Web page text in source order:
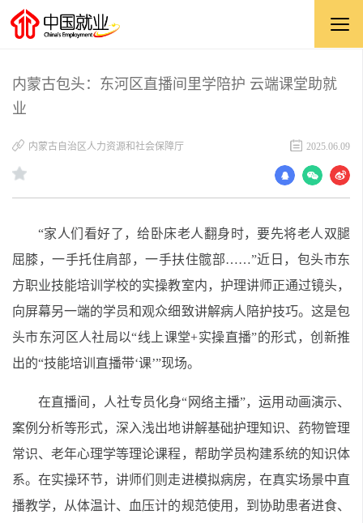
内蒙古包头：东河区直播间里学陪护 云端课堂助就
业
内蒙古自治区人力资源和社会保障厅 2025.06.09
“家人们看好了，给卧床老人翻身时，要先将老人双腿
屈膝，一手托住肩部，一手扶住髋部……”近日，包头市东
方职业技能培训学校的实操教室内，护理讲师正通过镜头，
向屏幕另一端的学员和观众细致讲解病人陪护技巧。这是包
头市东河区人社局以“线上课堂+实操直播”的形式，创新推
出的“技能培训直播带‘课’”现场。
在直播间，人社专员化身“网络主播”，运用动画演示、
案例分析等形式，深入浅出地讲解基础护理知识、药物管理
常识、老年心理学等理论课程，帮助学员构建系统的知识体
系。在实操环节，讲师们则走进模拟病房，在真实场景中直
播教学，从体温计、血压计的规范使用，到协助患者进食、